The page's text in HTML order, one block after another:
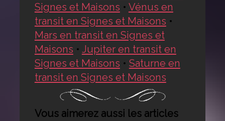
Signes et Maisons • Vénus en
transit en Signes et Maisons •
Mars en transit en Signes et
Maisons • Jupiter en transit en
Signes et Maisons • Saturne en
transit en Signes et Maisons
Vous aimerez aussi les articles